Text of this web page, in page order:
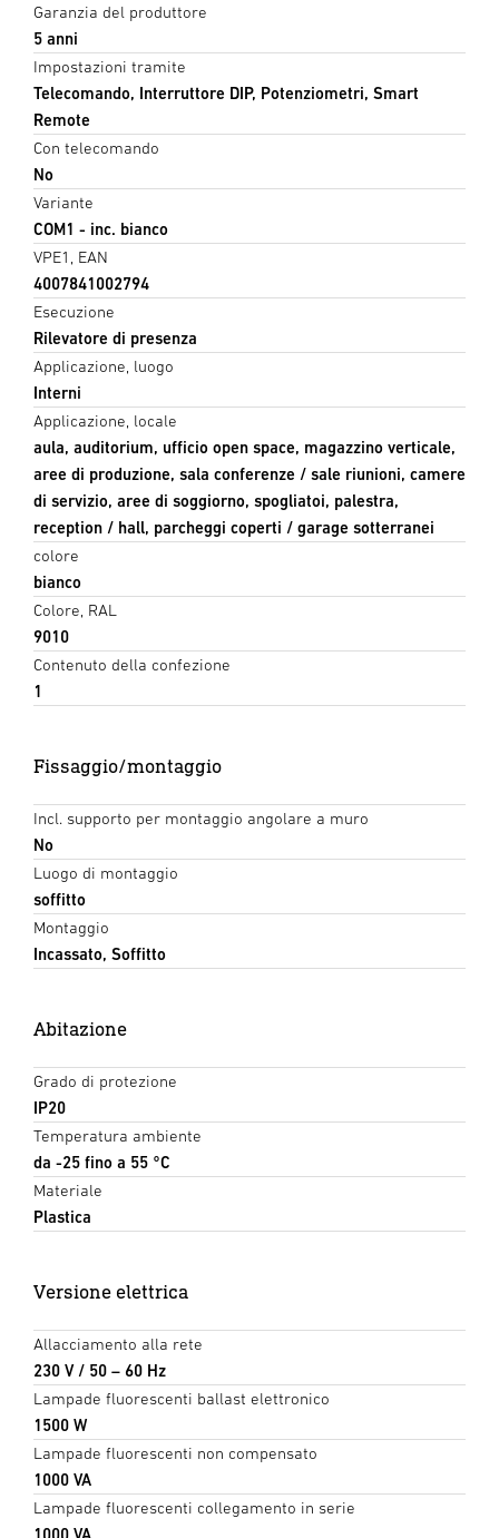
Garanzia del produttore
5 anni
Impostazioni tramite
Telecomando, Interruttore DIP, Potenziometri, Smart
Remote
Con telecomando
No
Variante
COM1 - inc. bianco
VPE1, EAN
4007841002794
Esecuzione
Rilevatore di presenza
Applicazione, luogo
Interni
Applicazione, locale
aula, auditorium, ufficio open space, magazzino verticale,
aree di produzione, sala conferenze / sale riunioni, camere
di servizio, aree di soggiorno, spogliatoi, palestra,
reception / hall, parcheggi coperti / garage sotterranei
colore
bianco
Colore, RAL
9010
Contenuto della confezione
1
Fissaggio/montaggio
Incl. supporto per montaggio angolare a muro
No
Luogo di montaggio
soffitto
Montaggio
Incassato, Soffitto
Abitazione
Grado di protezione
IP20
Temperatura ambiente
da -25 fino a 55 °C
Materiale
Plastica
Versione elettrica
Allacciamento alla rete
230 V / 50 – 60 Hz
Lampade fluorescenti ballast elettronico
1500 W
Lampade fluorescenti non compensato
1000 VA
Lampade fluorescenti collegamento in serie
1000 VA